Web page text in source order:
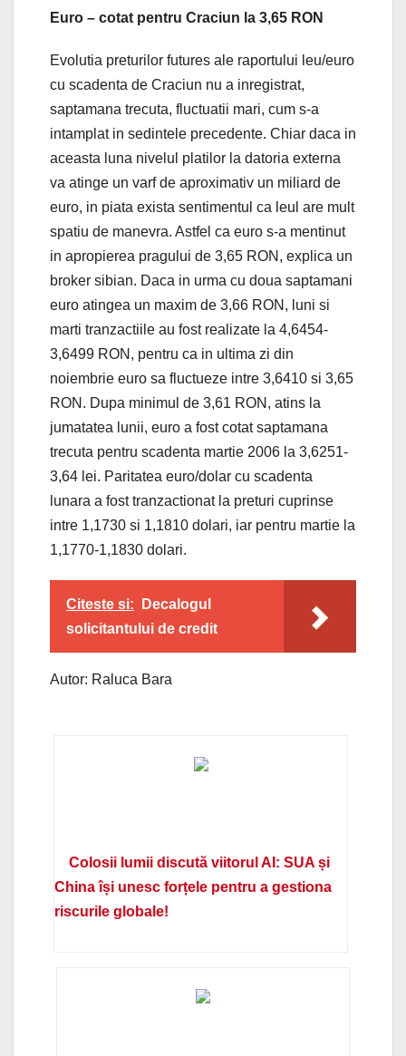
Euro – cotat pentru Craciun la 3,65 RON
Evolutia preturilor futures ale raportului leu/euro
cu scadenta de Craciun nu a inregistrat,
saptamana trecuta, fluctuatii mari, cum s-a
intamplat in sedintele precedente. Chiar daca in
aceasta luna nivelul platilor la datoria externa
va atinge un varf de aproximativ un miliard de
euro, in piata exista sentimentul ca leul are mult
spatiu de manevra. Astfel ca euro s-a mentinut
in apropierea pragului de 3,65 RON, explica un
broker sibian. Daca in urma cu doua saptamani
euro atingea un maxim de 3,66 RON, luni si
marti tranzactiile au fost realizate la 4,6454-
3,6499 RON, pentru ca in ultima zi din
noiembrie euro sa fluctueze intre 3,6410 si 3,65
RON. Dupa minimul de 3,61 RON, atins la
jumatatea lunii, euro a fost cotat saptamana
trecuta pentru scadenta martie 2006 la 3,6251-
3,64 lei. Paritatea euro/dolar cu scadenta
lunara a fost tranzactionat la preturi cuprinse
intre 1,1730 si 1,1810 dolari, iar pentru martie la
1,1770-1,1830 dolari.
Citeste si:
Decalogul
solicitantului de credit
Autor: Raluca Bara
Colosii lumii discută viitorul AI: SUA și
China își unesc forțele pentru a gestiona
riscurile globale!